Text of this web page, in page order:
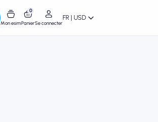
Mon esim
0
PanierSe connecter
FR | USD